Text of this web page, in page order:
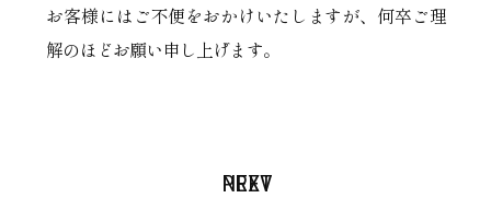
お客様にはご不便をおかけいたしますが、何卒ご理
解のほどお願い申し上げます。
PREV
NEXT